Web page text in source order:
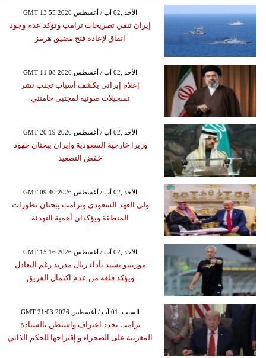
GMT 13:55 2026 الأحد ,02 آب / أغسطس
إيران تنفي تصريحات ترامب وتؤكد عدم وجود
اتفاق لإعادة فتح مضيق هرمز
GMT 11:08 2026 الأحد ,02 آب / أغسطس
إعلام إيراني يكشف أسباب تجنب نشر
تسجيلات صوتية لمجتبى خامنئي
GMT 20:19 2026 الأحد ,02 آب / أغسطس
وزيرا خارجية السعودية وإيران يبحثان جهود
خفض التصعيد
GMT 09:40 2026 الأحد ,02 آب / أغسطس
ولي العهد السعودي وترامب يبحثان تطورات
المنطقة ويؤكدان أهمية التهدئة
GMT 15:16 2026 الأحد ,02 آب / أغسطس
مورينيو يشيد بأداء ريال مدريد رغم التعادل
ويؤكد قلقه من عدم اكتمال الفريق
GMT 21:03 2026 السبت ,01 آب / أغسطس
ترامب يجدد اعتراف واشنطن بالسيادة
المغربية على الصحراء و إقتراحها للحكم الذاتي